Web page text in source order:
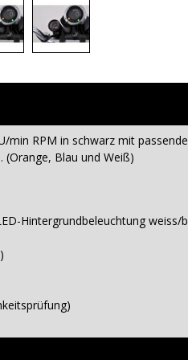
min RPM in schwarz mit
(Orange, Blau und Weiß)
Hintergrundbeleuchtung weiss/